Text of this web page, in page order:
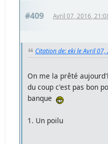
#409 Avril 07, 2016,
Citation de: eki le Avril
On me la prêté
du coup c'est pas bon
banque
1. Un poilu